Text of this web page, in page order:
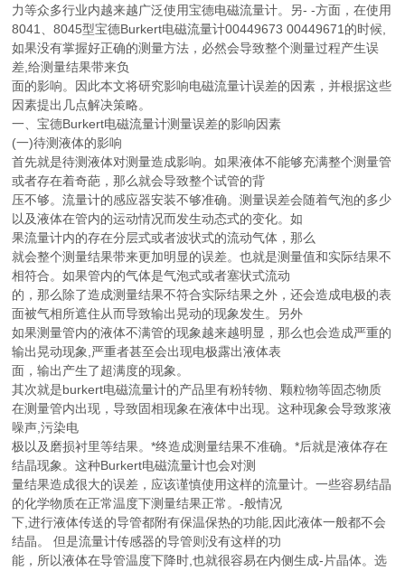
力等众多行业内越来越广泛使用宝德电磁流量计。另- -方面，在使用
8041、8045型宝德Burkert电磁流量计00449673 00449671的时候,
如果没有掌握好正确的测量方法，必然会导致整个测量过程产生误
差,给测量结果带来负
面的影响。因此本文将研究影响电磁流量计误差的因素，并根据这些
因素提出几点解决策略。
一、宝德Burkert电磁流量计测量误差的影响因素
(一)待测液体的影响
首先就是待测液体对测量造成影响。如果液体不能够充满整个测量管
或者存在着奇葩，那么就会导致整个试管的背
压不够。流量计的感应器安装不够准确。测量误差会随着气泡的多少
以及液体在管内的运动情况而发生动态式的变化。如
果流量计内的存在分层式或者波状式的流动气体，那么
就会整个测量结果带来更加明显的误差。也就是测量值和实际结果不
相符合。如果管内的气体是气泡式或者塞状式流动
的，那么除了造成测量结果不符合实际结果之外，还会造成电极的表
面被气相所遮住从而导致输出晃动的现象发生。另外
如果测量管内的液体不满管的现象越来越明显，那么也会造成严重的
输出晃动现象,严重者甚至会出现电极露出液体表
面，输出产生了超满度的现象。
其次就是burkert电磁流量计的产品里有粉转物、颗粒物等固态物质
在测量管内出现，导致固相现象在液体中出现。这种现象会导致浆液
噪声,污染电
极以及磨损衬里等结果。*终造成测量结果不准确。*后就是液体存在
结晶现象。这种Burkert电磁流量计也会对测
量结果造成很大的误差，应该谨慎使用这样的流量计。一些容易结晶
的化学物质在正常温度下测量结果正常。-般情况
下,进行液体传送的导管都附有保温保热的功能,因此液体一般都不会
结晶。 但是流量计传感器的导管则没有这样的功
能，所以液体在导管温度下降时,也就很容易在内侧生成-片晶体。选